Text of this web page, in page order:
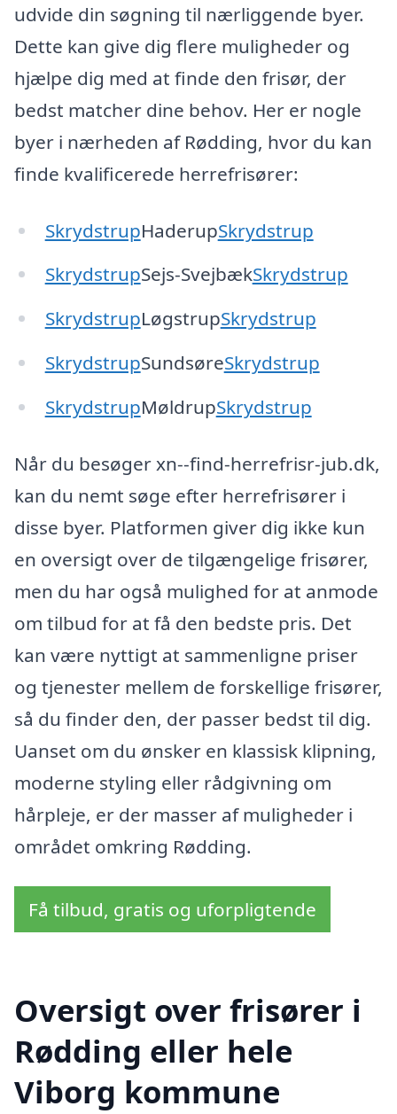
udvide din søgning til nærliggende byer.
Dette kan give dig flere muligheder og
hjælpe dig med at finde den frisør, der
bedst matcher dine behov. Her er nogle
byer i nærheden af Rødding, hvor du kan
finde kvalificerede herrefrisører:
SkrydstrupHaderupSkrydstrup
SkrydstrupSejs-SvejbækSkrydstrup
SkrydstrupLøgstrupSkrydstrup
SkrydstrupSundsøreSkrydstrup
SkrydstrupMøldrupSkrydstrup
Når du besøger xn--find-herrefrisr-jub.dk,
kan du nemt søge efter herrefrisører i
disse byer. Platformen giver dig ikke kun
en oversigt over de tilgængelige frisører,
men du har også mulighed for at anmode
om tilbud for at få den bedste pris. Det
kan være nyttigt at sammenligne priser
og tjenester mellem de forskellige frisører,
så du finder den, der passer bedst til dig.
Uanset om du ønsker en klassisk klipning,
moderne styling eller rådgivning om
hårpleje, er der masser af muligheder i
området omkring Rødding.
Få tilbud, gratis og uforpligtende
Oversigt over frisører i
Rødding eller hele
Viborg kommune